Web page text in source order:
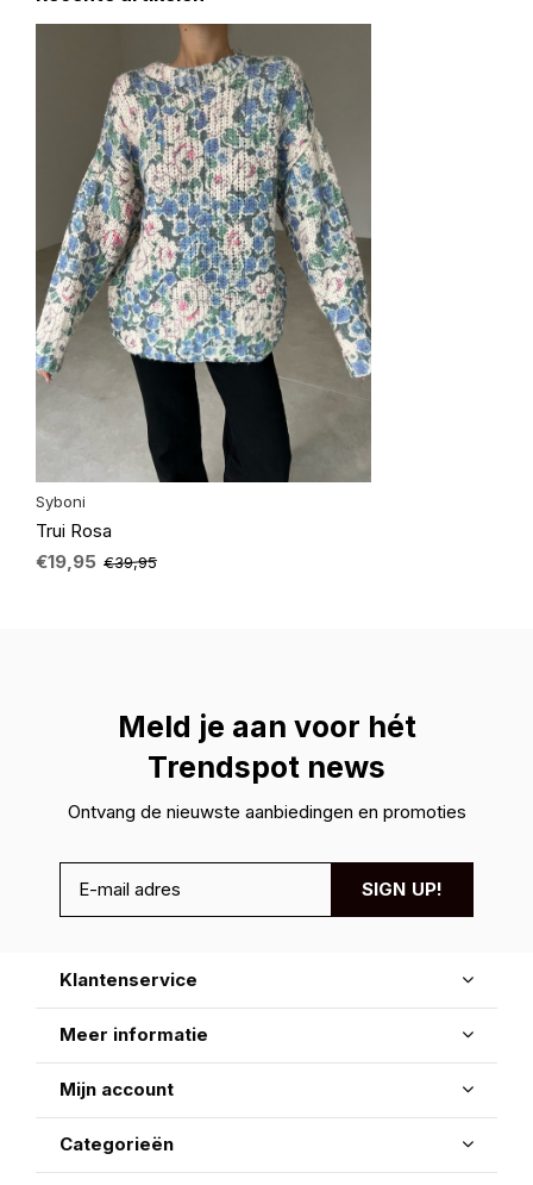
Syboni
Trui Rosa
€19,95 €39,95
Meld je aan voor hét
Trendspot news
Ontvang de nieuwste aanbiedingen en promoties
SIGN UP!
Klantenservice
Meer informatie
Mijn account
Categorieën